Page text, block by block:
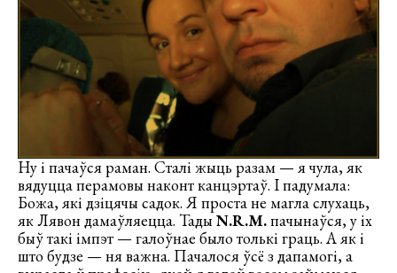
Ну і пачаўся раман. Сталі жыць разам — я чула, як
вядуцца перамовы наконт канцэртаў. І падумала:
Божа, які дзіцячы садок. Я проста не магла слухаць,
як Лявон дамаўляецца. ТадыN.R.M.пачынаўся, у іх
быў такі імпэт — галоўнае было толькі граць. А як і
што будзе — ня важна. Пачалося ўсё з дапамогі, а